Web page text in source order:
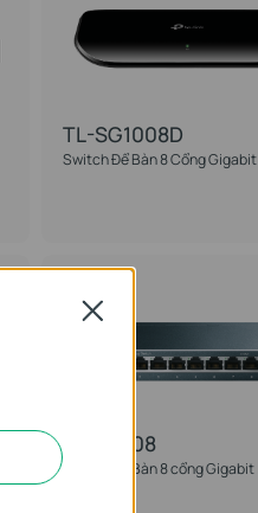
TL-SG1008D
Switch Để Bàn 8 Cổng Gigabit
TL-SG108
Switch Để Bàn 8 cổng Gigabit
Close